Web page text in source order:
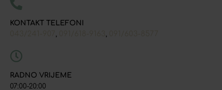
KONTAKT TELEFONI
, ,
RADNO VRIJEME
07:00-20:00